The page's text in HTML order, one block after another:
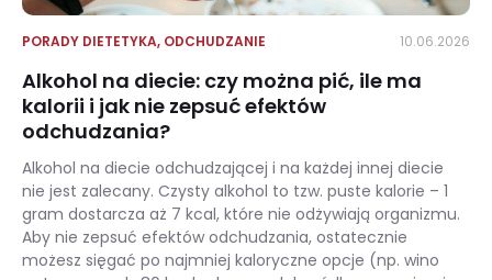
PORADY DIETETYKA, ODCHUDZANIE 10.06.2026
Alkohol na diecie: czy można pić, ile ma
kalorii i jak nie zepsuć efektów
odchudzania?
Alkohol na diecie odchudzającej i na każdej innej diecie
nie jest zalecany. Czysty alkohol to tzw. puste kalorie – 1
gram dostarcza aż 7 kcal, które nie odżywiają organizmu.
Aby nie zepsuć efektów odchudzania, ostatecznie
możesz sięgać po najmniej kaloryczne opcje (np. wino